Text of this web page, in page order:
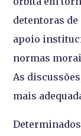
detentoras
apoio
normas
As
mais